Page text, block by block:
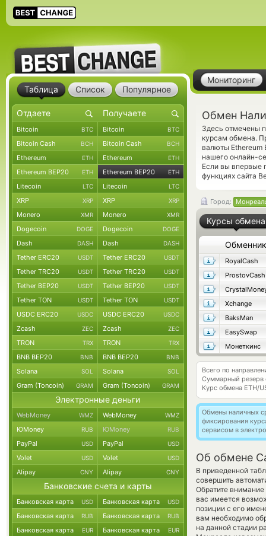
Мониторинг
Обмен
Здесь отмечены
курсам обмена.
валюты Ethereum
нашего онлайн-
Если вы впервые
функциях сайта
Город:
Курсы обмена
Обменник
RoyalCash
ProstovCash
Xchange
BaksMan
EasySwap
Монеткинс
Всего по
Суммарный резерв
Курс обмена ETH/
Обмены наличных
фиксирования
сервисом в
Об обмене
В приведенной
совершить
Обратите
вас имеется
позиции с его
вам необходимо
на данной стадии
Таблица Список Популярное
Bitcoin BTC Bitcoin BTC
Bitcoin Cash BCH Bitcoin Cash BCH
Ethereum ETH Ethereum ETH
Ethereum BEP20 ETH Ethereum BEP20 ETH
Litecoin LTC Litecoin LTC
XRP XRP XRP XRP
Monero XMR Monero XMR
Dogecoin DOGE Dogecoin DOGE
Dash DASH Dash DASH
Tether ERC20 USDT Tether ERC20 USDT
Tether TRC20 USDT Tether TRC20 USDT
Tether BEP20 USDT Tether BEP20 USDT
Tether TON USDT Tether TON USDT
USDC ERC20 USDC USDC ERC20 USDC
Zcash ZEC Zcash ZEC
TRON TRX TRON TRX
BNB BEP20 BNB BNB BEP20 BNB
Solana SOL Solana SOL
Gram (Toncoin) GRAM Gram (Toncoin) GRAM
Электронные деньги
WebMoney WMZ WebMoney WMZ
ЮMoney RUB ЮMoney RUB
PayPal USD PayPal USD
Volet USD Volet USD
Alipay CNY Alipay CNY
Банковские счета и карты
Банковская карта USD Банковская карта USD
Банковская карта RUB Банковская карта RUB
Банковская карта EUR Банковская карта EUR